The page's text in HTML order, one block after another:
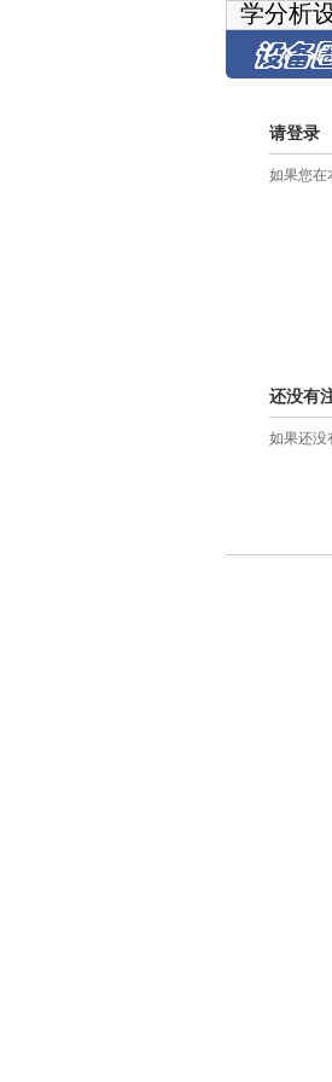
学分析
请登录
如果您在
还没有
如果还没